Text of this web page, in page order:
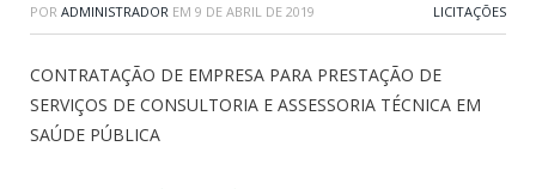
POR ADMINISTRADOR EM 9 DE ABRIL DE 2019 LICITAÇÕES
CONTRATAÇÃO DE EMPRESA PARA PRESTAÇÃO DE
SERVIÇOS DE CONSULTORIA E ASSESSORIA TÉCNICA EM
SAÚDE PÚBLICA